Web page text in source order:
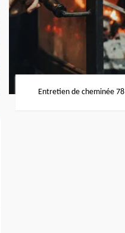
Entretien de cheminée 78